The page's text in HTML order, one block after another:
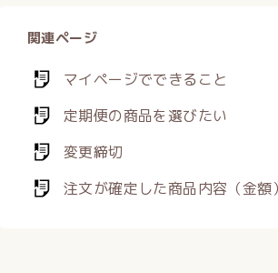
関連ページ
マイページでできること
定期便の商品を選びたい
変更締切
注文が確定した商品内容（金額